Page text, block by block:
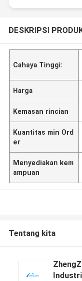
DESKRIPSI
Cahaya Tinggi:
Harga
Kemasan rincian
Kuantitas min Ord
er
Menyediakan kem
ampuan
Tentang kita